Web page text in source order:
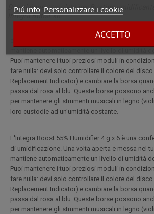
Piú info Personalizzare i cookie
ACCETTO
Descrizione completa per Bustina
Integra Boost x6
L'Integra Boost 55% Humidifier 4 g x 6 è una
Puoi mantenere i tuoi preziosi moduli in
fare nulla: devi solo controllare il colore del
Replacement Indicator) e cambiare la borsa
passa dal rosa al blu. Queste borse possono
per mantenere gli strumenti musicali in legno
loro custodie ad un'umidità costante.
L'Integra Boost 55% Humidifier 4 g x 6 è una
di umidificazione. Una volta aperta e messa nel
mantiene automaticamente un livello di umidità
Puoi mantenere i tuoi preziosi moduli in
fare nulla: devi solo controllare il colore del
Replacement Indicator) e cambiare la borsa
passa dal rosa al blu. Queste borse possono
per mantenere gli strumenti musicali in legno